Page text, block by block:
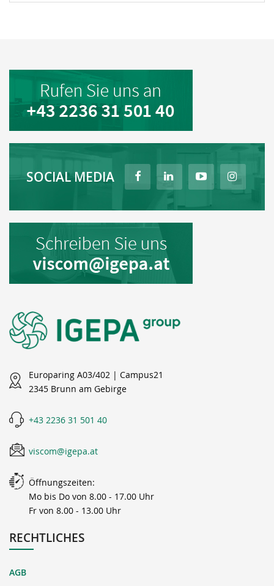
SOCIAL MEDIA
Europaring A03/402 | Campus21
2345 Brunn am Gebirge
+43 2236 31 501 40
viscom@igepa.at
Öffnungszeiten:
Mo bis Do von 8.00 - 17.00 Uhr
Fr von 8.00 - 13.00 Uhr
RECHTLICHES
AGB